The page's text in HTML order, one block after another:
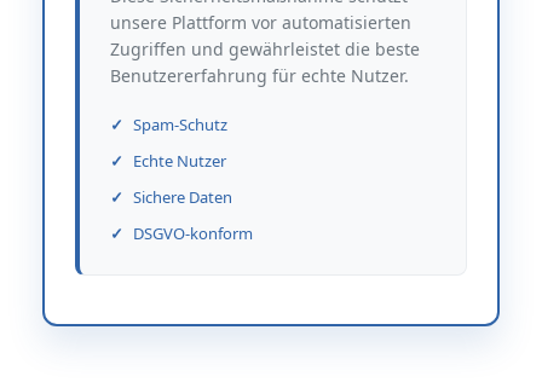
unsere Plattform vor automatisierten
Zugriffen und gewährleistet die beste
Benutzererfahrung für echte Nutzer.
Spam-Schutz
Echte Nutzer
Sichere Daten
DSGVO-konform